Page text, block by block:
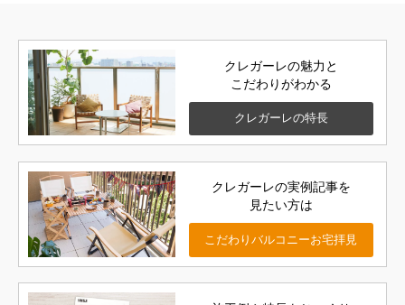
クレガーレの魅力と
こだわりがわかる
クレガーレの特長
クレガーレの実例記事を
見たい方は
こだわりバルコニーお宅拝見